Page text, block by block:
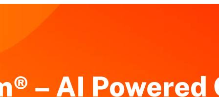
– AI Powered